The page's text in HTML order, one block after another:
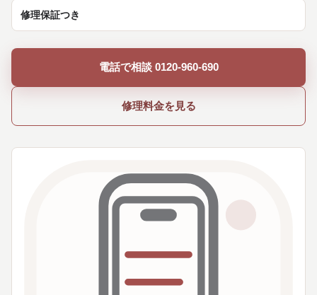
修理保証つき
電話で相談 0120-960-690
修理料金を見る